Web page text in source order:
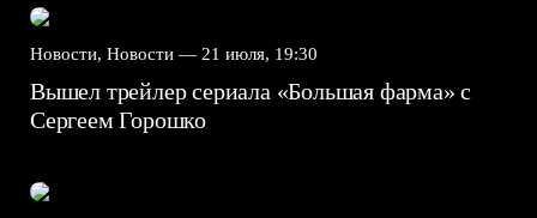
Новости, Новости — 21 июля, 19:30
Вышел трейлер сериала «Большая фарма» с
Сергеем Горошко